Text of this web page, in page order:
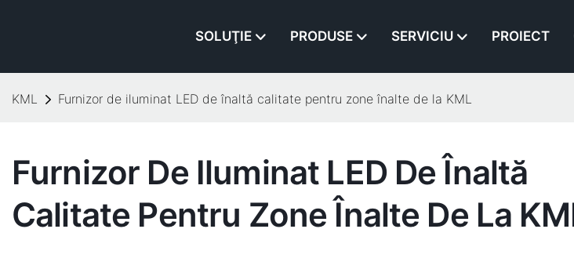
SOLUŢIE PRODUSE SERVICIU PROIECT
KML Furnizor de iluminat LED de înaltă calitate pentru zone înalte de la KML
Furnizor De Iluminat LED De Înaltă
Calitate Pentru Zone Înalte De La